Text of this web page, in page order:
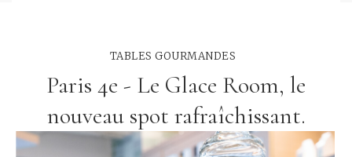
TABLES GOURMANDES
Paris 4e - Le Glace Room, le
nouveau spot rafraîchissant.